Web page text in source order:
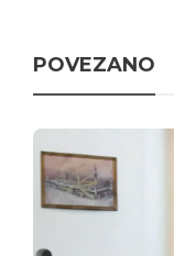
POVEZANO